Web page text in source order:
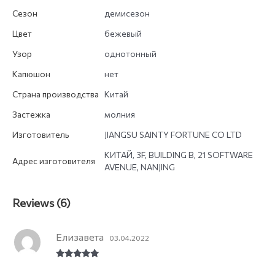
Сезон
демисезон
Цвет
бежевый
Узор
однотонный
Капюшон
нет
Страна производства Китай
Застежка
молния
Изготовитель
JIANGSU SAINTY FORTUNE CO LTD
Адрес изготовителя
КИТАЙ, 3F, BUILDING B, 21 SOFTWARE
AVENUE, NANJING
Reviews (6)
Елизавета 03.04.2022